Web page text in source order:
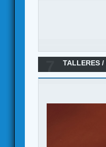
TALLERES /